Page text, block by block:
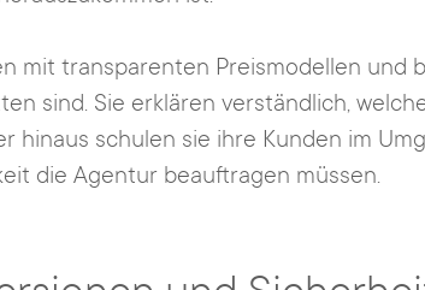
mit transparenten Preismodellen und
sind. Sie erklären verständlich,
hinaus schulen sie ihre Kunden im
die Agentur beauftragen müssen.